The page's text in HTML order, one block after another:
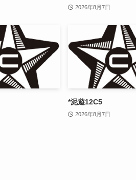
2026年8月7日
*泥遊12C5
2026年8月7日